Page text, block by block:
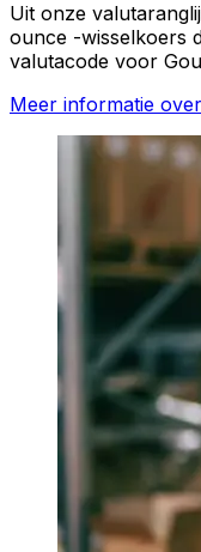
Uit onze
ounce -wisselkoers
valutacode voor
Meer informatie